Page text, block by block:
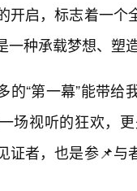
开启，标志着一
一种承载梦想、塑
的“第一幕”能带
场视听的狂欢，
证者，也是参📌